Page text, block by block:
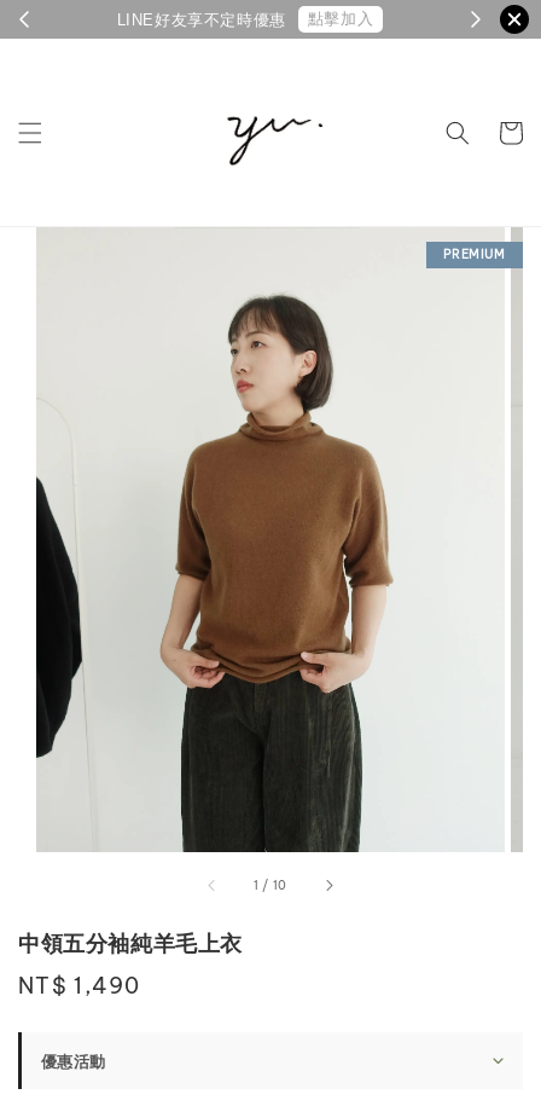
LINE好友享不定時優惠 點擊加入
1 / 10
PREMIUM
中領五分袖純羊毛上衣
Regular
NT$ 1,490
優惠活動